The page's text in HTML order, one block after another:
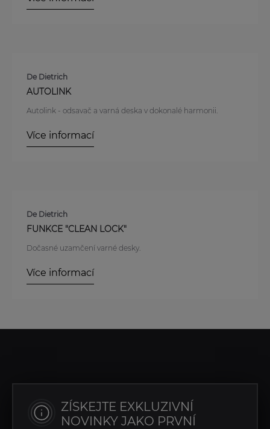
De Dietrich
AUTOLINK
Autolink - odsavač a varná deska v dokonalé harmonii.
Více informací
De Dietrich
FUNKCE "CLEAN LOCK"
Dočasné uzamčení varné desky.
Více informací
ZÍSKEJTE EXKLUZIVNÍ
NOVINKY JAKO PRVNÍ